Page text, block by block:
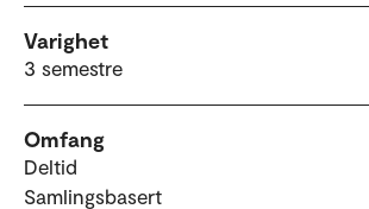
Varighet
3 semestre
Omfang
Deltid
Samlingsbasert